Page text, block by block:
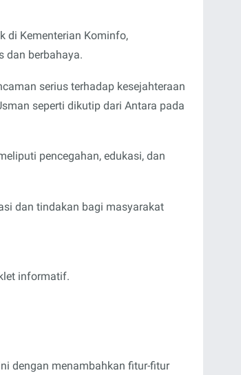
di Kementerian Kominfo,
dan berbahaya.
serius terhadap kesejahteraan
seperti dikutip dari Antara pada
pencegahan, edukasi, dan
dan tindakan bagi masyarakat
informatif.
dengan menambahkan fitur-fitur